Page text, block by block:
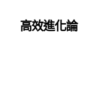
高效進化論